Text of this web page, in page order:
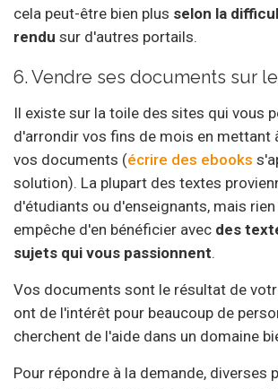
cela peut-être bien plus selon la
rendu sur d'autres portails.
6. Vendre ses documents sur
Il existe sur la toile des sites qui vous
d'arrondir vos fins de mois en mettant
vos documents (écrire des ebooks
solution). La plupart des textes
d'étudiants ou d'enseignants, mais rien
empêche d'en bénéficier avec des
sujets qui vous passionnent.
Vos documents sont le résultat de
ont de l'intérêt pour beaucoup de
cherchent de l'aide dans un domaine
Pour répondre à la demande, diverses